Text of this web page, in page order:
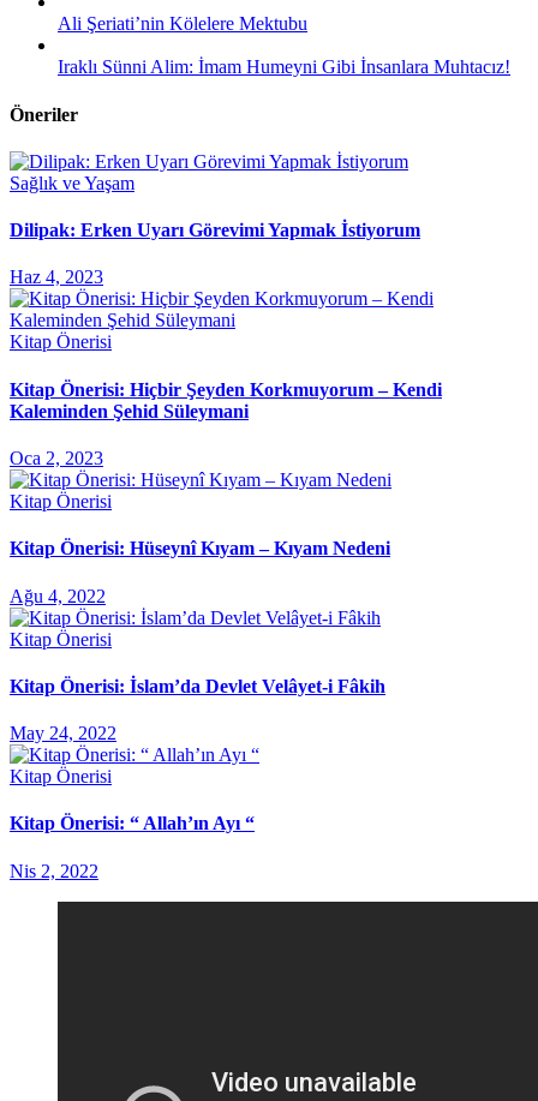
Ali Şeriati’nin Kölelere Mektubu
Iraklı Sünni Alim: İmam Humeyni Gibi İnsanlara Muhtacız!
Öneriler
Sağlık ve Yaşam
Dilipak: Erken Uyarı Görevimi Yapmak İstiyorum
Haz 4, 2023
Kitap Önerisi
Kitap Önerisi: Hiçbir Şeyden Korkmuyorum – Kendi
Kaleminden Şehid Süleymani
Oca 2, 2023
Kitap Önerisi
Kitap Önerisi: Hüseynî Kıyam – Kıyam Nedeni
Ağu 4, 2022
Kitap Önerisi
Kitap Önerisi: İslam’da Devlet Velâyet-i Fâkih
May 24, 2022
Kitap Önerisi
Kitap Önerisi: “ Allah’ın Ayı “
Nis 2, 2022